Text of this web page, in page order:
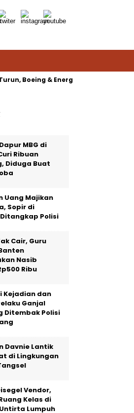
Boeing & Energi Jadi Sorotan
MBG di
Ribuan
Diduga Buat
Uang Majikan
Sopir di
Polisi
Cair, Guru
Nasib
Ribu
Kejadian dan
Ganjal
Ditembak Polisi
Davnie Lantik
di Lingkungan
Vendor,
Kelas di
Lumpuh